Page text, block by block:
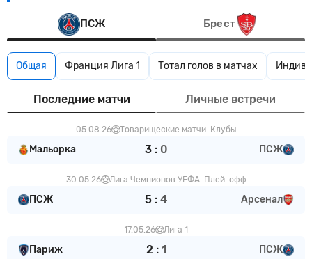
ПСЖ Брест
Общая Франция Лига 1 Тотал голов в матчах
Последние матчи Личные встречи
05.08.26 Товарищеские матчи. Клубы
Мальорка 3: 0 ПСЖ
30.05.26 Лига Чемпионов УЕФА. Плей-офф
ПСЖ 5 : 4 Арсенал
17.05.26 Лига 1
Париж 2 : 1 ПСЖ